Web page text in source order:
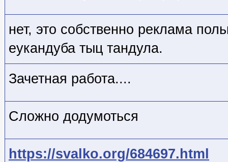
нет, это собственно реклама
еукандуба тыц тандула.
Зачетная работа....
Сложно додумоться
https://svalko.org/684697.html